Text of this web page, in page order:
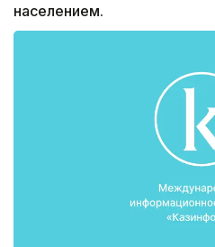
населением.